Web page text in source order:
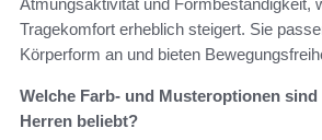
Tragekomfort erheblich steigert. Sie
Körperform an und bieten
Welche Farb- und Musteroptionen
Herren beliebt?